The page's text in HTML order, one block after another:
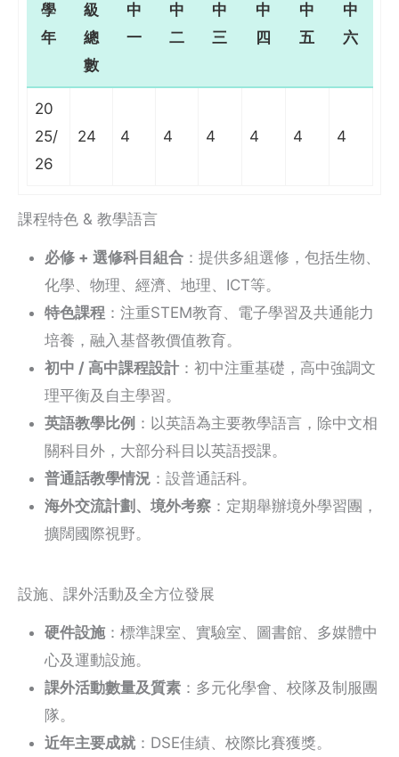
學
年
級
總
數
中
一
中
二
中
三
中
四
中
五
中
六
20
25/
26
24 4 4 4 4 4 4
課程特色 & 教學語言
必修 + 選修科目組合 ：提供多組選修，包括生物、
化學、物理、經濟、地理、ICT等。
特色課程 ：注重STEM教育、電子學習及共通能力
培養，融入基督教價值教育。
初中 / 高中課程設計 ：初中注重基礎，高中強調文
理平衡及自主學習。
英語教學比例 ：以英語為主要教學語言，除中文相
關科目外，大部分科目以英語授課。
普通話教學情況 ：設普通話科。
海外交流計劃、境外考察 ：定期舉辦境外學習團，
擴闊國際視野。
設施、課外活動及全方位發展
硬件設施：標準課室、實驗室、圖書館、多媒體中
心及運動設施。
課外活動數量及質素 ：多元化學會、校隊及制服團
隊。
近年主要成就 ：DSE佳績、校際比賽獲獎。